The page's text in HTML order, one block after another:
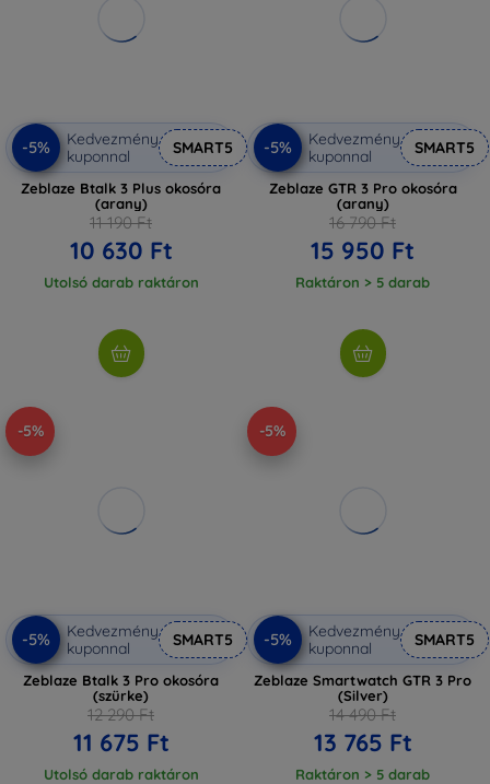
-5%
Kedvezmény
kuponnal
SMART5
Zeblaze Btalk 3 Plus okosóra
(arany)
11 190 Ft
10 630 Ft
Utolsó darab raktáron
-5%
Kedvezmény
kuponnal
SMART5
Zeblaze GTR 3 Pro okosóra
(arany)
16 790 Ft
15 950 Ft
Raktáron > 5 darab
-5%
-5%
Kedvezmény
kuponnal
SMART5
Zeblaze Btalk 3 Pro okosóra
(szürke)
12 290 Ft
11 675 Ft
Utolsó darab raktáron
-5%
-5%
Kedvezmény
kuponnal
SMART5
Zeblaze Smartwatch GTR 3 Pro
(Silver)
14 490 Ft
13 765 Ft
Raktáron > 5 darab